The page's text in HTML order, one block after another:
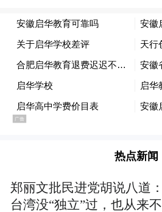
热点新闻
郑丽文批民进党胡说八道：
台湾没“独立”过，也从来不